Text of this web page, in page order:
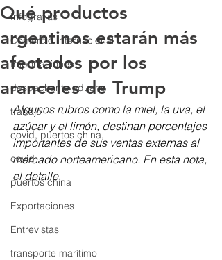
Infografias
Comercio Internacional
Importaciones
despachante aduana
trabajo
covid, puertos china,
covid
puertos china
Exportaciones
Entrevistas
transporte marítimo
Qué productos
argentinos estarán más
afectados por los
aranceles de Trump
Algunos rubros como la miel, la uva, el
azúcar y el limón, destinan porcentajes
importantes de sus ventas externas al
mercado norteamericano. En esta nota,
el detalle.